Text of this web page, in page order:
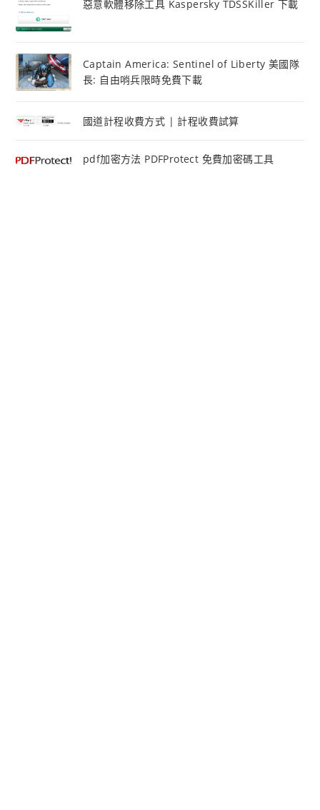
惡意軟體移除工具 Kaspersky TDSSKiller 下載
Captain America: Sentinel of Liberty 美國隊
長: 自由哨兵限時免費下載
國道計程收費方式 | 計程收費試算
pdf加密方法 PDFProtect 免費加密碼工具